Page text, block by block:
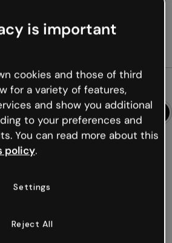
publica online
y otros formatos
tarjetas
is important
cookies and those of third
for a variety of features,
and show you additional
to your preferences and
You can read more about this
policy.
Settings
Reject All